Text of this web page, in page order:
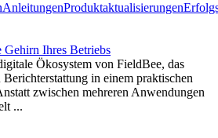
AnleitungenProduktaktualisierungen
Gehirn Ihres Betriebs
Ökosystem von FieldBee, das
in einem praktischen
zwischen mehreren Anwendungen
...